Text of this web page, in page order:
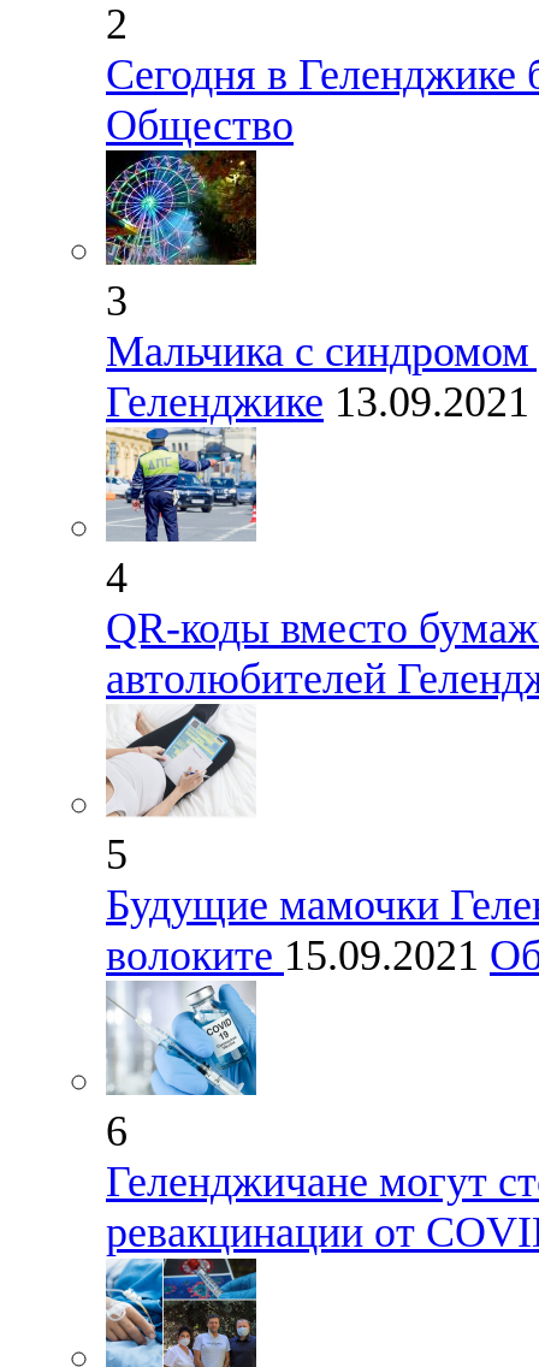
2
Сегодня в Геленджике
Общество
3
Мальчика с синдромом
Геленджике 13.09.2021
4
QR-коды вместо
автолюбителей
5
Будущие мамочки
волоките 15.09.2021
6
Геленджичане могут
ревакцинации от